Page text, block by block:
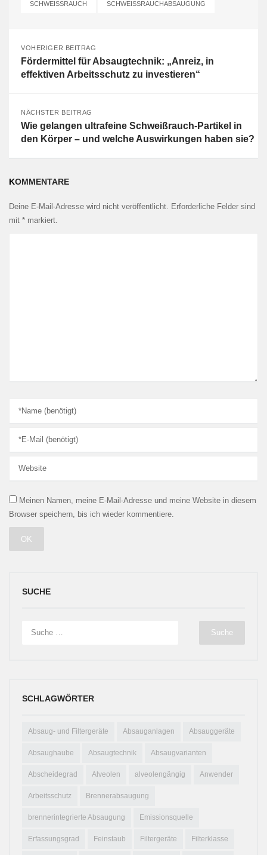
SCHWEISSRAUCH SCHWEISSRAUCHABSAUGUNG
VOHERIGER BEITRAG
Fördermittel für Absaugtechnik: „Anreiz, in
effektiven Arbeitsschutz zu investieren“
NÄCHSTER BEITRAG
Wie gelangen ultrafeine Schweißrauch-Partikel in
den Körper – und welche Auswirkungen haben sie?
KOMMENTARE
Deine E-Mail-Adresse wird nicht veröffentlicht. Erforderliche Felder sind
mit * markiert.
Meinen Namen, meine E-Mail-Adresse und meine Website in diesem
Browser speichern, bis ich wieder kommentiere.
SUCHE
SCHLAGWÖRTER
Absaug- und Filtergeräte Absauganlagen Absauggeräte
Absaughaube Absaugtechnik Absaugvarianten
Abscheidegrad Alveolen alveolengängig Anwender
Arbeitsschutz Brennerabsaugung
brennerintegrierte Absaugung Emissionsquelle
Erfassungsgrad Feinstaub Filtergeräte Filterklasse